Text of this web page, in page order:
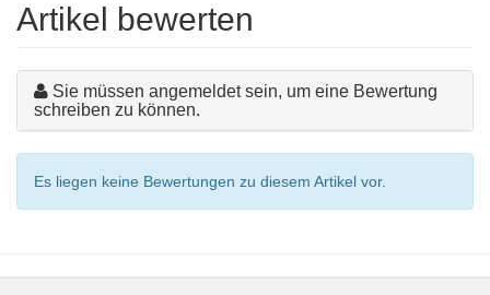
Artikel bewerten
Sie müssen angemeldet sein, um eine Bewertung
schreiben zu können.
Es liegen keine Bewertungen zu diesem Artikel vor.